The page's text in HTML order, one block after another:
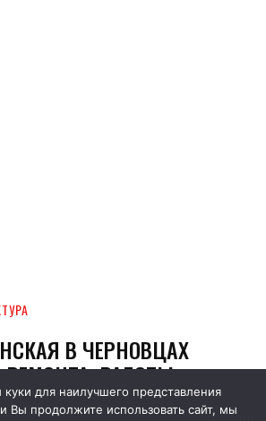
для наилучшего представления
Вы продолжите использовать сайт, мы